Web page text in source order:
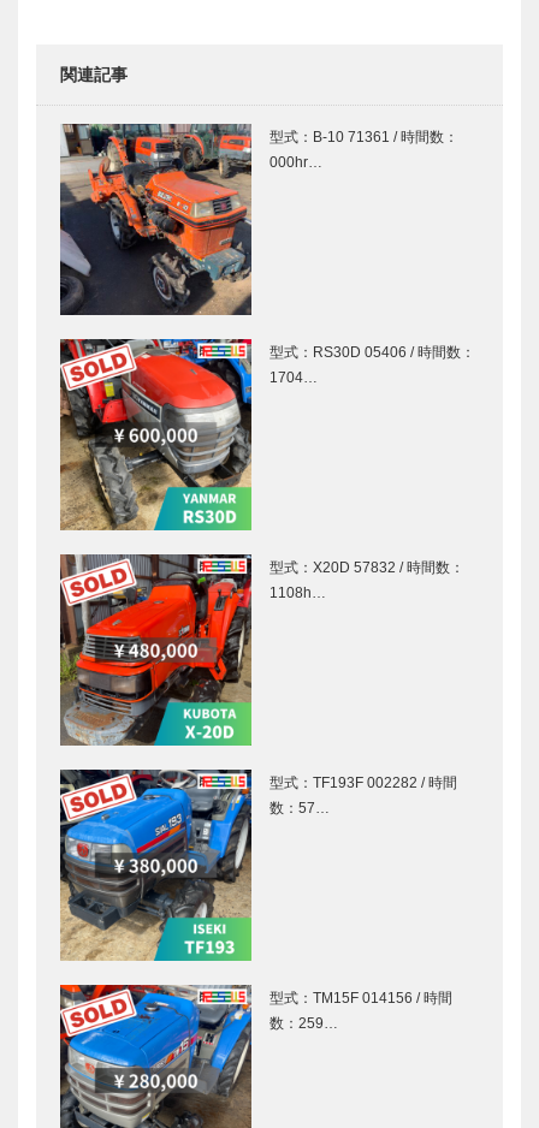
関連記事
型式：B-10 71361 / 時間数：
000hr…
型式：RS30D 05406 / 時間数：
1704…
型式：X20D 57832 / 時間数：
1108h…
型式：TF193F 002282 / 時間
数：57…
型式：TM15F 014156 / 時間
数：259…